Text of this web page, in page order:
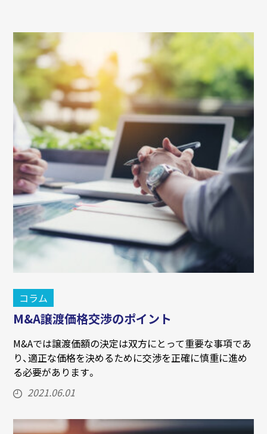
コラム
M&A譲渡価格交渉のポイント
M&Aでは譲渡価額の決定は双方にとって重要な事項であ
り、適正な価格を決めるために交渉を正確に慎重に進め
る必要があります。
2021.06.01